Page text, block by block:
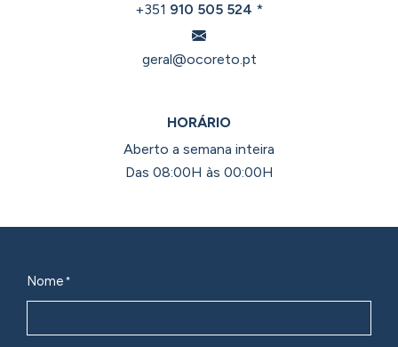
+351 910 505 524 *
geral@ocoreto.pt
HORÁRIO
Aberto a semana inteira
Das 08:00H às 00:00H
Nome